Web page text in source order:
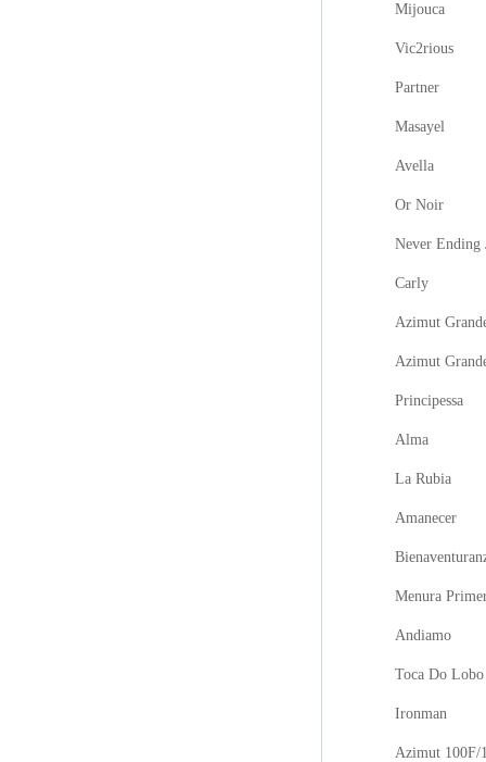
Mijouca
Vic2rious
Partner
Masayel
Avella
Or Noir
Never Ending
Carly
Azimut
Azimut
Principessa
Alma
La Rubia
Amanecer
Menura
Andiamo
Toca Do Lobo
Ironman
Azimut 100F/